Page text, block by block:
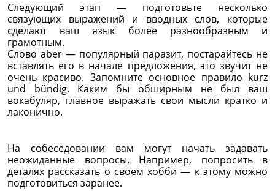
Следующий этап — подготовьте несколько
связующих выражений и вводных слов, которые
сделают ваш язык более разнообразным и
грамотным.
Слово aber — популярный паразит, постарайтесь не
вставлять его в начале предложения, это звучит не
очень красиво. Запомните основное правило kurz
und bündig. Каким бы обширным не был ваш
вокабуляр, главное выражать свои мысли кратко и
лаконично.
На собеседовании вам могут начать задавать
неожиданные вопросы. Например, попросить в
деталях рассказать о своем хобби — к этому можно
подготовиться заранее.